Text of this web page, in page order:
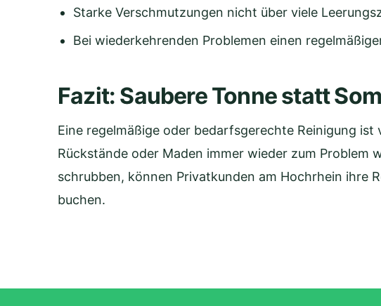
Starke Verschmutzungen nicht über viele
Bei wiederkehrenden Problemen einen
Fazit: Saubere Tonne statt
Eine regelmäßige oder bedarfsgerechte Reinigung
Rückstände oder Maden immer wieder zum Problem
schrubben, können Privatkunden am Hochrhein ihre
buchen.